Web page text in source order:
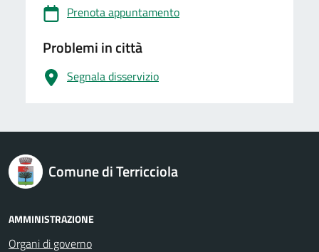
Prenota appuntamento
Problemi in città
Segnala disservizio
logo Unione Europea
Comune di Terricciola
AMMINISTRAZIONE
Organi di governo